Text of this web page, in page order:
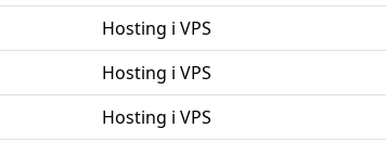
Hosting i VPS
Hosting i VPS
Hosting i VPS